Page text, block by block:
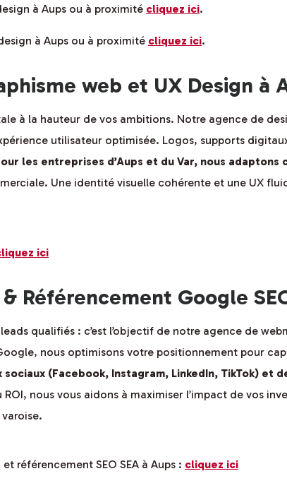
à Aups ou à proximité cliquez ici.
à Aups ou à proximité cliquez ici.
web et UX Design à
à la hauteur de vos ambitions. Notre agence de
utilisateur optimisée. Logos, supports
les entreprises d’Aups et du Var, nous
Une identité visuelle cohérente et une UX
ici
Référencement Google
qualifiés : c’est l’objectif de notre agence de
nous optimisons votre positionnement pour
(Facebook, Instagram, LinkedIn, TikTok) et
nous vous aidons à maximiser l’impact de vos
référencement SEO SEA à Aups : cliquez ici